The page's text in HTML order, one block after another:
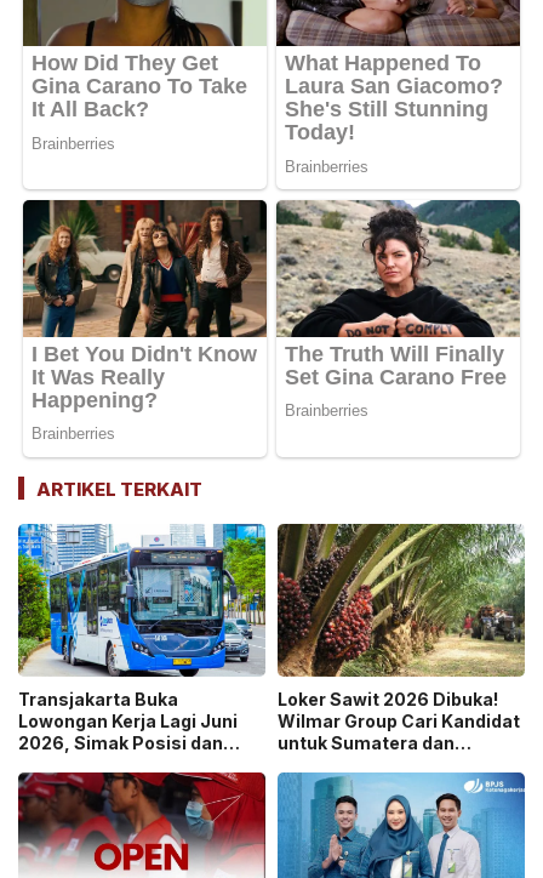
ARTIKEL TERKAIT
Transjakarta Buka
Lowongan Kerja Lagi Juni
2026, Simak Posisi dan
Loker Sawit 2026 Dibuka!
Wilmar Group Cari Kandidat
untuk Sumatera dan
Daftarnya